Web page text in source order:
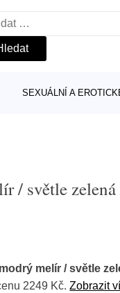
SEXUÁLNÍ A
/ světle
melír / světle
2249 Kč.Zobrazit